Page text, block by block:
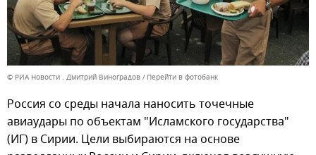
© РИА Новости . Дмитрий Виноградов Перейти в фотобанк
Россия со среды начала наносить точечные
авиаудары по объектам "Исламского государства"
(ИГ) в Сирии. Цели выбираются на основе